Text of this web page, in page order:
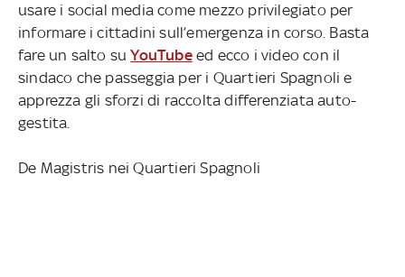
usare i social media come mezzo privilegiato per
informare i cittadini sull’emergenza in corso. Basta
fare un salto suYouTubeed ecco i video con il
sindaco che passeggia per i Quartieri Spagnoli e
apprezza gli sforzi di raccolta differenziata auto-
gestita.
De Magistris nei Quartieri Spagnoli